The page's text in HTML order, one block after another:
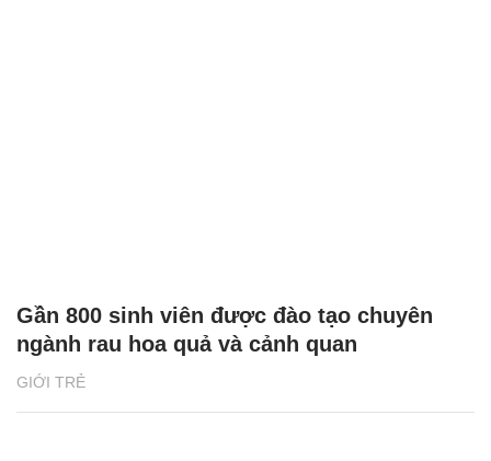
GIỚI TRẺ
Gần 800 sinh viên được đào tạo chuyên
ngành rau hoa quả và cảnh quan